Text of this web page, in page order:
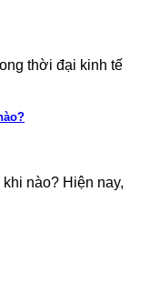
thời đại kinh tế
nào? Hiện nay,